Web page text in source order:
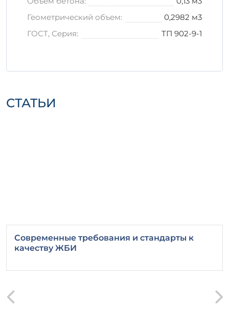
Геометрический объем:
0,2982 м3
ГОСТ, Серия:
ТП 902-9-1
СТАТЬИ
Современные требования и стандарты к
качеству ЖБИ